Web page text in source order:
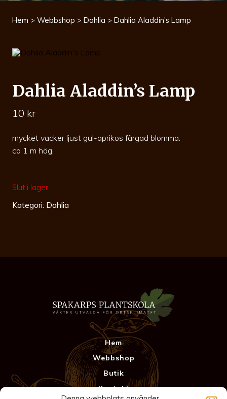
Hem > Webbshop > Dahlia > Dahlia Aladdin’s Lamp
Dahlia Aladdin’s Lamp
10 kr
mycket vacker ljust gul-aprikos färgad blomma.
ca 1 m hög.
Slut i lager
Kategori: Dahlia
Hem
Webbshop
Butik
Kontakt